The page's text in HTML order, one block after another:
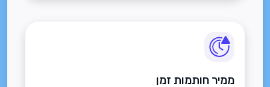
ממיר חותמות זמן